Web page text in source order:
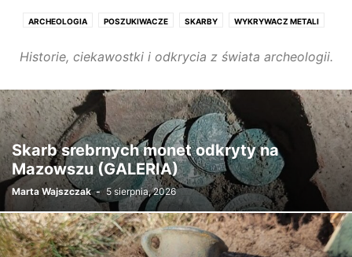
ARCHEOLOGIA POSZUKIWACZE SKARBY WYKRYWACZ METALI
Historie, ciekawostki i odkrycia z świata archeologii.
Skarb srebrnych monet odkryty na
Mazowszu (GALERIA)
Marta Wajszczak - 5 sierpnia, 2026